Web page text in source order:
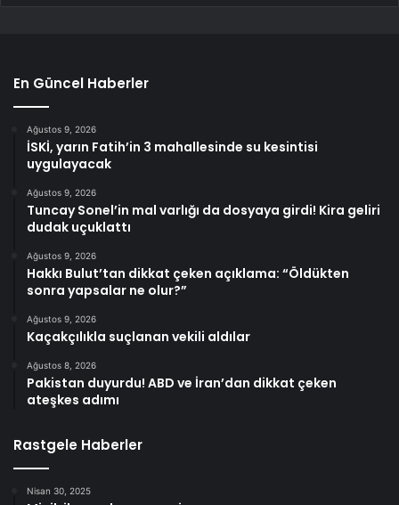
En Güncel Haberler
Ağustos 9, 2026
İSKİ, yarın Fatih’in 3 mahallesinde su kesintisi
uygulayacak
Ağustos 9, 2026
Tuncay Sonel’in mal varlığı da dosyaya girdi! Kira geliri
dudak uçuklattı
Ağustos 9, 2026
Hakkı Bulut’tan dikkat çeken açıklama: “Öldükten
sonra yapsalar ne olur?”
Ağustos 9, 2026
Kaçakçılıkla suçlanan vekili aldılar
Ağustos 8, 2026
Pakistan duyurdu! ABD ve İran’dan dikkat çeken
ateşkes adımı
Rastgele Haberler
Nisan 30, 2025